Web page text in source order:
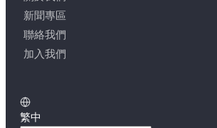
新聞專區
聯絡我們
加入我們
繁中